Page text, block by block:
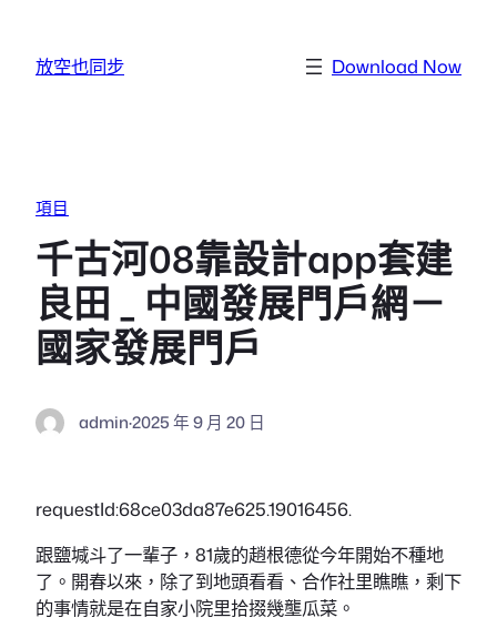
放空也同步 Download Now
項目
千古河08靠設計app套建
良田 _ 中國發展門戶網－
國家發展門戶
admin·2025 年 9 月 20 日
requestId:68ce03da87e625.19016456.
跟鹽堿斗了一輩子，81歲的趙根德從今年開始不種地
了。開春以來，除了到地頭看看、合作社里瞧瞧，剩下
的事情就是在自家小院里拾掇幾壟瓜菜。